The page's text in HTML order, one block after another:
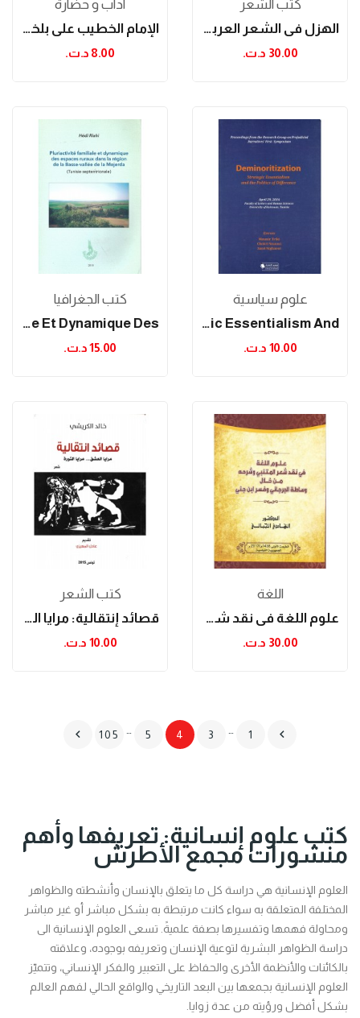
آداب و حضارة
الإمام الخطيب علي بلخوجة
8.00 د.ت.‏
كتب الشعر
الهزل في الشعر العربي: خصائصه المعنوية و...
30.00 د.ت.‏
كتب الجغرافيا
Pluriactivité Familiale Et Dynamique Des...
15.00 د.ت.‏
علوم سياسية
Deminoritization: Strategic Essentialism And...
10.00 د.ت.‏
كتب الشعر
قصائد إنتقالية: مرايا العشق... مرايا الثورة
10.00 د.ت.‏
اللغة
علوم اللغة في نقد شعر المتنبي و شرحه من خلال...
30.00 د.ت.‏

1
3
4
5
105

كتب علوم إنسانية: تعريفها وأهم
منشورات مجمع الأطرش
العلوم الإنسانية هي دراسة كل ما يتعلق بالإنسان وأنشطته والظواهر
المختلفة المتعلقة به سواء كانت مرتبطة به بشكل مباشر أو غير مباشر
ومحاولة فهمها وتفسيرها بصفة علميةً. تسعى العلوم الإنسانية الى
دراسة الظواهر البشرية لتوعية الإنسان وتعريفه بوجوده، وعلاقته
بالكائنات والأنظمة الأخرى والحفاظ على التعبير والفكر الإنساني، وتتميّز
العلوم الإنسانية بجمعها بين البعد التاريخي والواقع الحالي لفهم العالم
بشكل أفضل ورؤيته من عدة زوايا.